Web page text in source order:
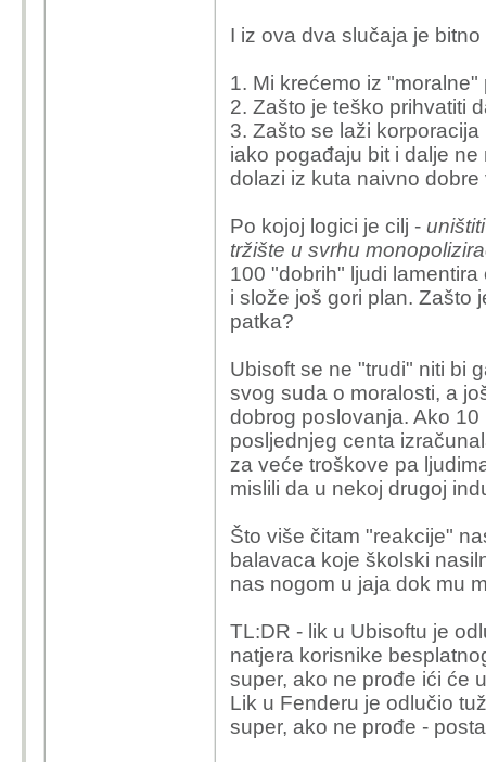
I iz ova dva slučaja je
1. Mi krećemo iz
2. Zašto je teško prihvatiti
3. Zašto se laži
iako pogađaju bit i dalje
dolazi iz kuta naivno dobre
Po kojoj logici je cilj -
tržište u svrhu
100 "dobrih" ljudi
i slože još gori plan. Zašto
patka?
Ubisoft se ne "trudi" niti bi
svog suda o moralosti, a
dobrog poslovanja. Ako
posljednjeg centa
za veće troškove pa
mislili da u nekoj drugoj
Što više čitam "reakcije"
balavaca koje školski
nas nogom u jaja dok mu
TL:DR - lik u Ubisoftu je
natjera korisnike
super, ako ne prođe ići će
Lik u Fenderu je odlučio
super, ako ne prođe -